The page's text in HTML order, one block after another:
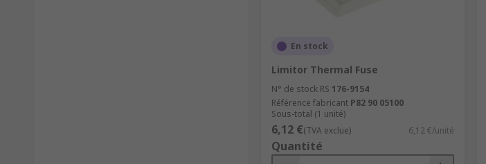
En stock
Limitor Thermal Fuse
N° de stock RS 176-9154
Référence fabricant P82 90 05100
Sous-total (1 unité)
6,12 €(TVA exclue) 6,12 €/unité
Quantité